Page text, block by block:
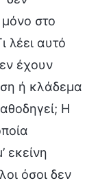
στο
λέει αυτό
έχουν
ή κλάδεμα
Η
εκείνη
όσοι δεν